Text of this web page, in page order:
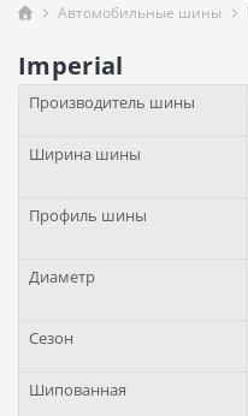
Автомобильные шины
Imperial
Производитель шины
Ширина шины
Профиль шины
Диаметр
Сезон
Шипованная